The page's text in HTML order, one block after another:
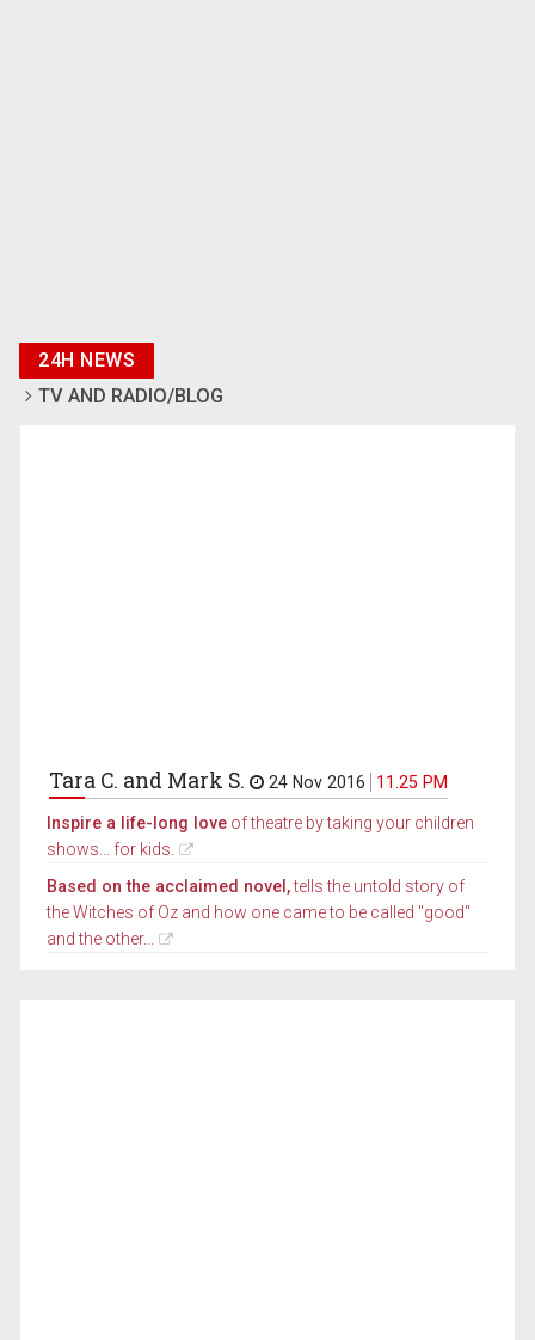
24H NEWS
TV AND RADIO/BLOG
Tara C. and Mark S. 24 Nov 2016 11.25 PM
Inspire a life-long love of theatre by taking your children
shows... for kids.
Based on the acclaimed novel,tells the untold story of
the Witches of Oz and how one came to be called "good"
and the other...